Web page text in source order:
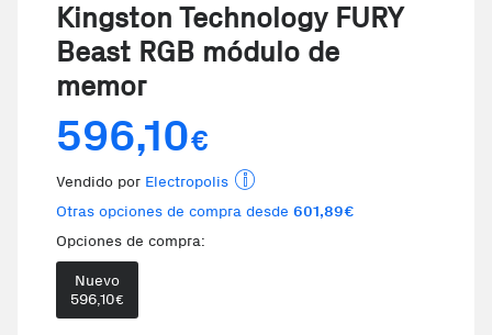
Kingston Technology FURY
Beast RGB módulo de
memor
596,10€
Vendido por Electropolis
Otras opciones de compra desde 601,89€
Opciones de compra:
Nuevo
596,10€